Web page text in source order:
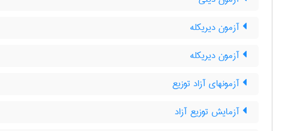
آزمون دیریکله
آزمون دیریکله
آزمونهای آزاد توزیع
آزمایش توزیع آزاد